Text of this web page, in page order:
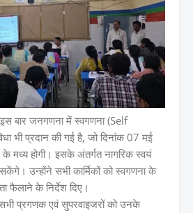
इस बार जनगणना में स्वगणना (Self
भी प्रदान की गई है, जो दिनांक 07 मई
होगी। इसके अंतर्गत नागरिक स्वयं
उन्होंने सभी कार्मिकों को स्वगणना के
फैलाने के निर्देश दिए।
सभी प्रगणक एवं सुपरवाइजरों को उनके